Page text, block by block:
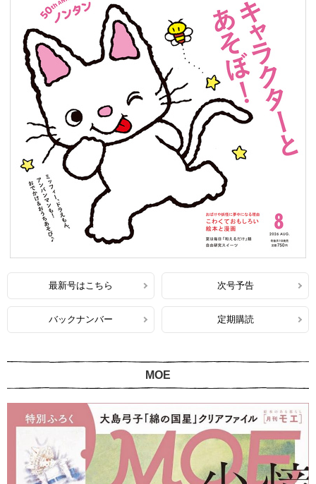
最新号はこちら 次号予告
バックナンバー 定期購読
MOE